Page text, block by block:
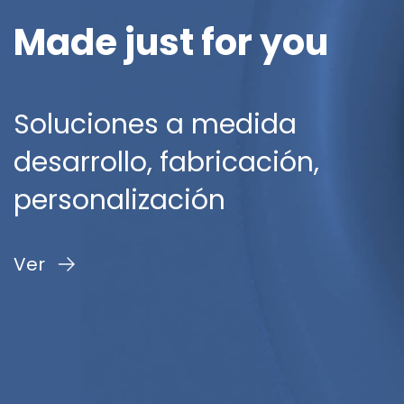
Made just for you
Soluciones a medida
desarrollo, fabricación,
personalización
Ver